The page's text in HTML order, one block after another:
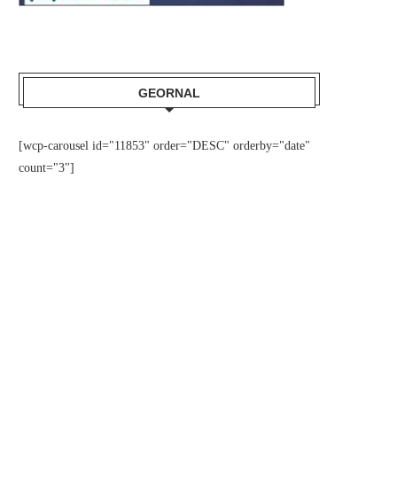
GEORNAL
[wcp-carousel id="11853" order="DESC" orderby="date"
count="3"]